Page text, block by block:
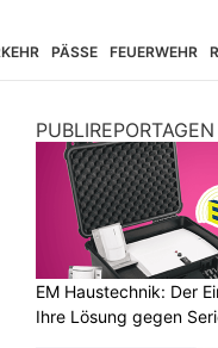
PÄSSE FEUERWEHR
PUBLIREPORTAGEN
EM Haustechnik: Der
Ihre Lösung gegen